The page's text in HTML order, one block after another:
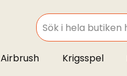
SEARCH
Airbrush Krigsspel